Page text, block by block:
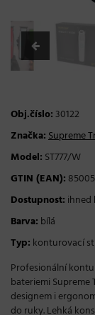
Obj.číslo: 30122
Značka:Supreme
Model: ST777/W
GTIN (EAN):
Dostupnost: ihned
Barva: bílá
Typ: konturovací
Profesionální
bateriemi Supreme
designem i
do ruky. Lehká